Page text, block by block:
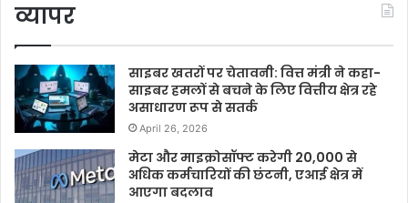
व्यापर
साइबर खतरों पर चेतावनी: वित्त मंत्री ने कहा-
साइबर हमलों से बचने के लिए वित्तीय क्षेत्र रहे
असाधारण रूप से सतर्क
April 26, 2026
मेटा और माइक्रोसॉफ्ट करेगी 20,000 से
अधिक कर्मचारियों की छंटनी, एआई क्षेत्र में
आएगा बदलाव